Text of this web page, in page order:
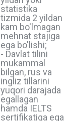
statistika
tizmida 2 yildan
kam bo'lmagan
mehnat stajiga
ega bo'lishi;
- Davlat tilini
mukammal
bilgan, rus va
ingliz tillarini
yuqori darajada
egallagan
hamda IELTS
sertifikatiga ega